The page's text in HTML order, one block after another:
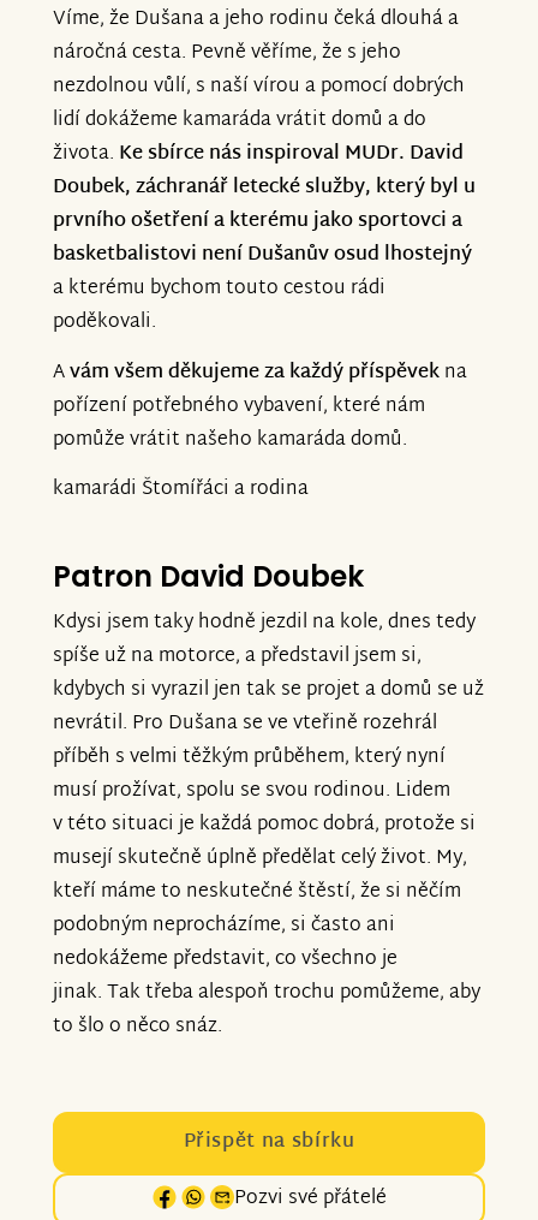
Víme, že Dušana a jeho rodinu čeká dlouhá a
náročná cesta. Pevně věříme, že s jeho
nezdolnou vůlí, s naší vírou a pomocí dobrých
lidí dokážeme kamaráda vrátit domů a do
života. Ke sbírce nás inspiroval MUDr. David
Doubek, záchranář letecké služby, který byl u
prvního ošetření a kterému jako sportovci a
basketbalistovi není Dušanův osud lhostejný
a kterému bychom touto cestou rádi
poděkovali.
Avám všem děkujeme za každý příspěvekna
pořízení potřebného vybavení, které nám
pomůže vrátit našeho kamaráda domů.
kamarádi Štomířáci a rodina
Patron David Doubek
Kdysi jsem taky hodně jezdil na kole, dnes tedy
spíše už na motorce, a představil jsem si,
kdybych si vyrazil jen tak se projet a domů se už
nevrátil. Pro Dušana se ve vteřině rozehrál
příběh s velmi těžkým průběhem, který nyní
musí prožívat, spolu se svou rodinou. Lidem
v této situaci je každá pomoc dobrá, protože si
musejí skutečně úplně předělat celý život. My,
kteří máme to neskutečné štěstí, že si něčím
podobným neprocházíme, si často ani
nedokážeme představit, co všechno je
jinak. Tak třeba alespoň trochu pomůžeme, aby
to šlo o něco snáz.
Přispět na sbírku
Pozvi své přátelé